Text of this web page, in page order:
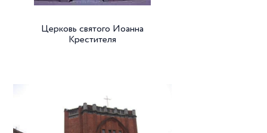
Церковь святого Иоанна
Крестителя